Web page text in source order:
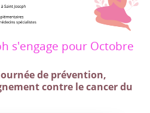
s'engage pour Octobre
de prévention,
contre le cancer du